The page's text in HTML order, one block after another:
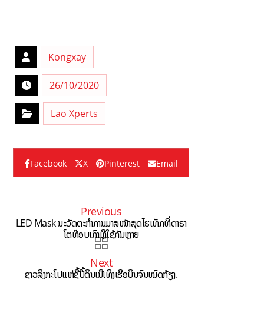
Kongxay
26/10/2020
Lao Xperts
Facebook X Pinterest Email
Previous
LED Mask ນະວັດຕະກຳການມາສໜ້າສຸດໄຮເທັກທີ່ດາຣາ
ໂຕທ໊ອບເກົາຫຼີໃຊ້ກັນຫຼາຍ
Next
ຊາວສິງກະໂປແຫ່ຊື້ປີ້ດິນເນີເທິງເຮືອບິນຈົນໝົດກ້ຽງ.